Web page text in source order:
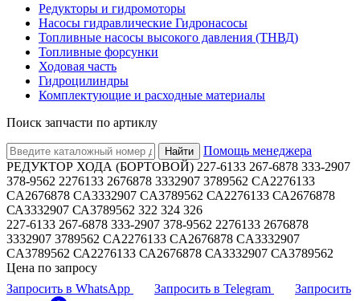
Редукторы и гидромоторы
Насосы гидравлические Гидронасосы
Топливные насосы высокого давления (ТНВД)
Топливные форсунки
Ходовая часть
Гидроцилиндры
Комплектующие и расходные материалы
Поиск запчасти по артиклу
Найти
Помощь менеджера
РЕДУКТОР ХОДА (БОРТОВОЙ) 227-6133 267-6878 333-2907
378-9562 2276133 2676878 3332907 3789562 CA2276133
CA2676878 CA3332907 CA3789562 СА2276133 СА2676878
СА3332907 СА3789562 322 324 326
227-6133 267-6878 333-2907 378-9562 2276133 2676878
3332907 3789562 CA2276133 CA2676878 CA3332907
CA3789562 СА2276133 СА2676878 СА3332907 СА3789562
Цена по запросу
Запросить в WhatsApp
Запросить в Telegram
Запросить